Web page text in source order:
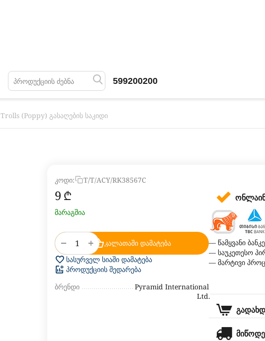
599200200
Trolls (Poppy) გასაღების საკიდი
კოდი: T/T/ACY/RK38567C
‍9‍ ₾
მარაგშია
+
− კალათაში დამატება
სასურველ სიაში დამატება
პროდუქციის შედარება
ბრენდი
Pyramid International
Ltd.
— წამყვანი
— საუკეთესო
— მარტივი